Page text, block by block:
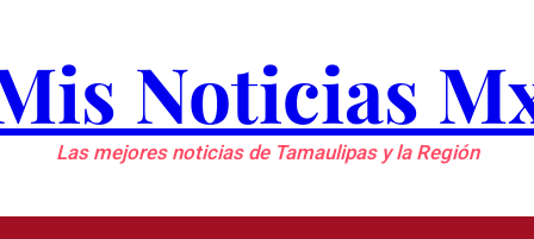
Noticias
Las mejores noticias de Tamaulipas y la Región